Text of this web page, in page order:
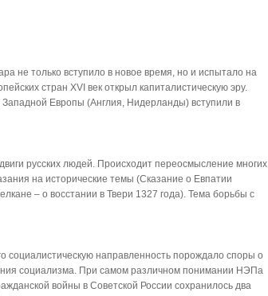
не только вступило в новое время, но и испытало на
стран XVI век открыл капиталистическую эру.
Европы (Англия, Нидерланды) вступили в
русских людей. Происходит переосмысление многих
на исторические темы (Сказание о Евпатии
– о восстании в Твери 1327 года). Тема борьбы с
направленность порождало споры о
социализма. При самом различном понимании НЭПа
войны в Советской России сохранилось два